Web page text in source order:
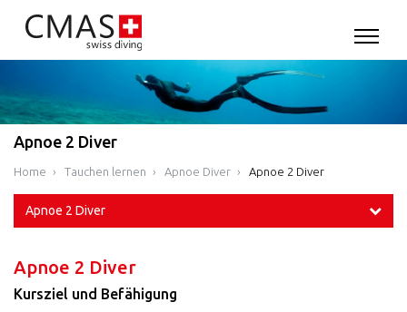
Apnoe 2 Diver
Home Tauchen lernen Apnoe Diver Apnoe 2 Diver
Apnoe 2 Diver
Apnoe 2 Diver
Kursziel und Befähigung